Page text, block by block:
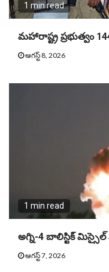
1 min read
మహారాష్ట్ర ప్రభుత్వం
ఆగస్ట్ 8, 2026
1 min read
అగ్ని-4 బాలిస్టిక్ మిస్సైల్
ఆగస్ట్ 7, 2026